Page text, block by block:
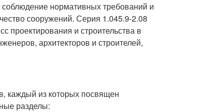
нормативных требований и
сооружений. Серия 1.045.9-2.08
проектирования и строительства в
архитекторов и строителей,
каждый из которых посвящен
разделы: